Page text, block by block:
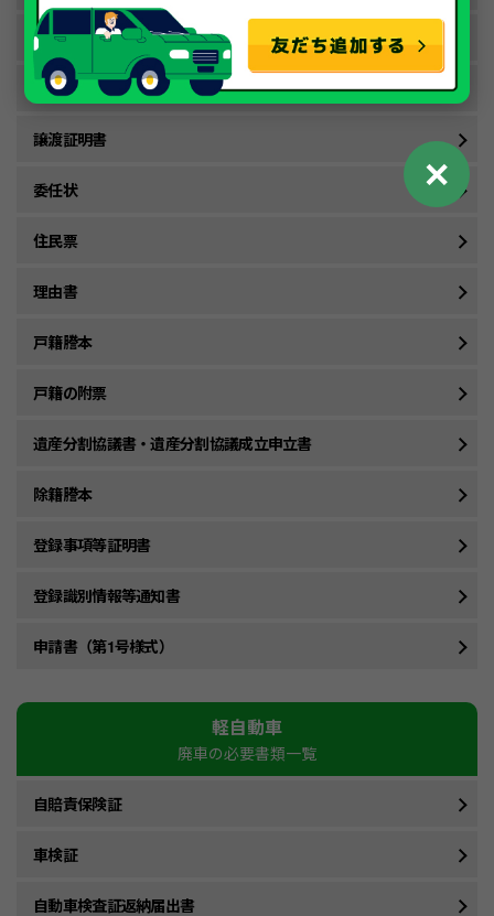
手数料納付書
自動車税（環境性能割・種別割）申告書
譲渡証明書
委任状
住民票
理由書
戸籍謄本
戸籍の附票
遺産分割協議書・遺産分割協議成立申立書
除籍謄本
登録事項等証明書
登録識別情報等通知書
申請書（第1号様式）
軽自動車
廃車の必要書類一覧
自賠責保険証
車検証
自動車検査証返納届出書
✕